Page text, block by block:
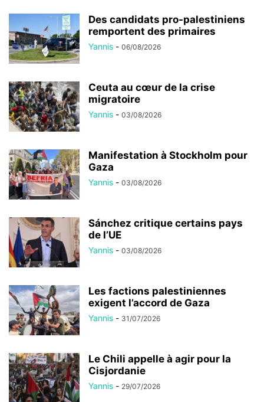
Des candidats pro-palestiniens
remportent des primaires
Yannis - 06/08/2026
Ceuta au cœur de la crise
migratoire
Yannis - 03/08/2026
Manifestation à Stockholm pour
Gaza
Yannis - 03/08/2026
Sánchez critique certains pays
de l’UE
Yannis - 03/08/2026
Les factions palestiniennes
exigent l’accord de Gaza
Yannis - 31/07/2026
Le Chili appelle à agir pour la
Cisjordanie
Yannis - 29/07/2026